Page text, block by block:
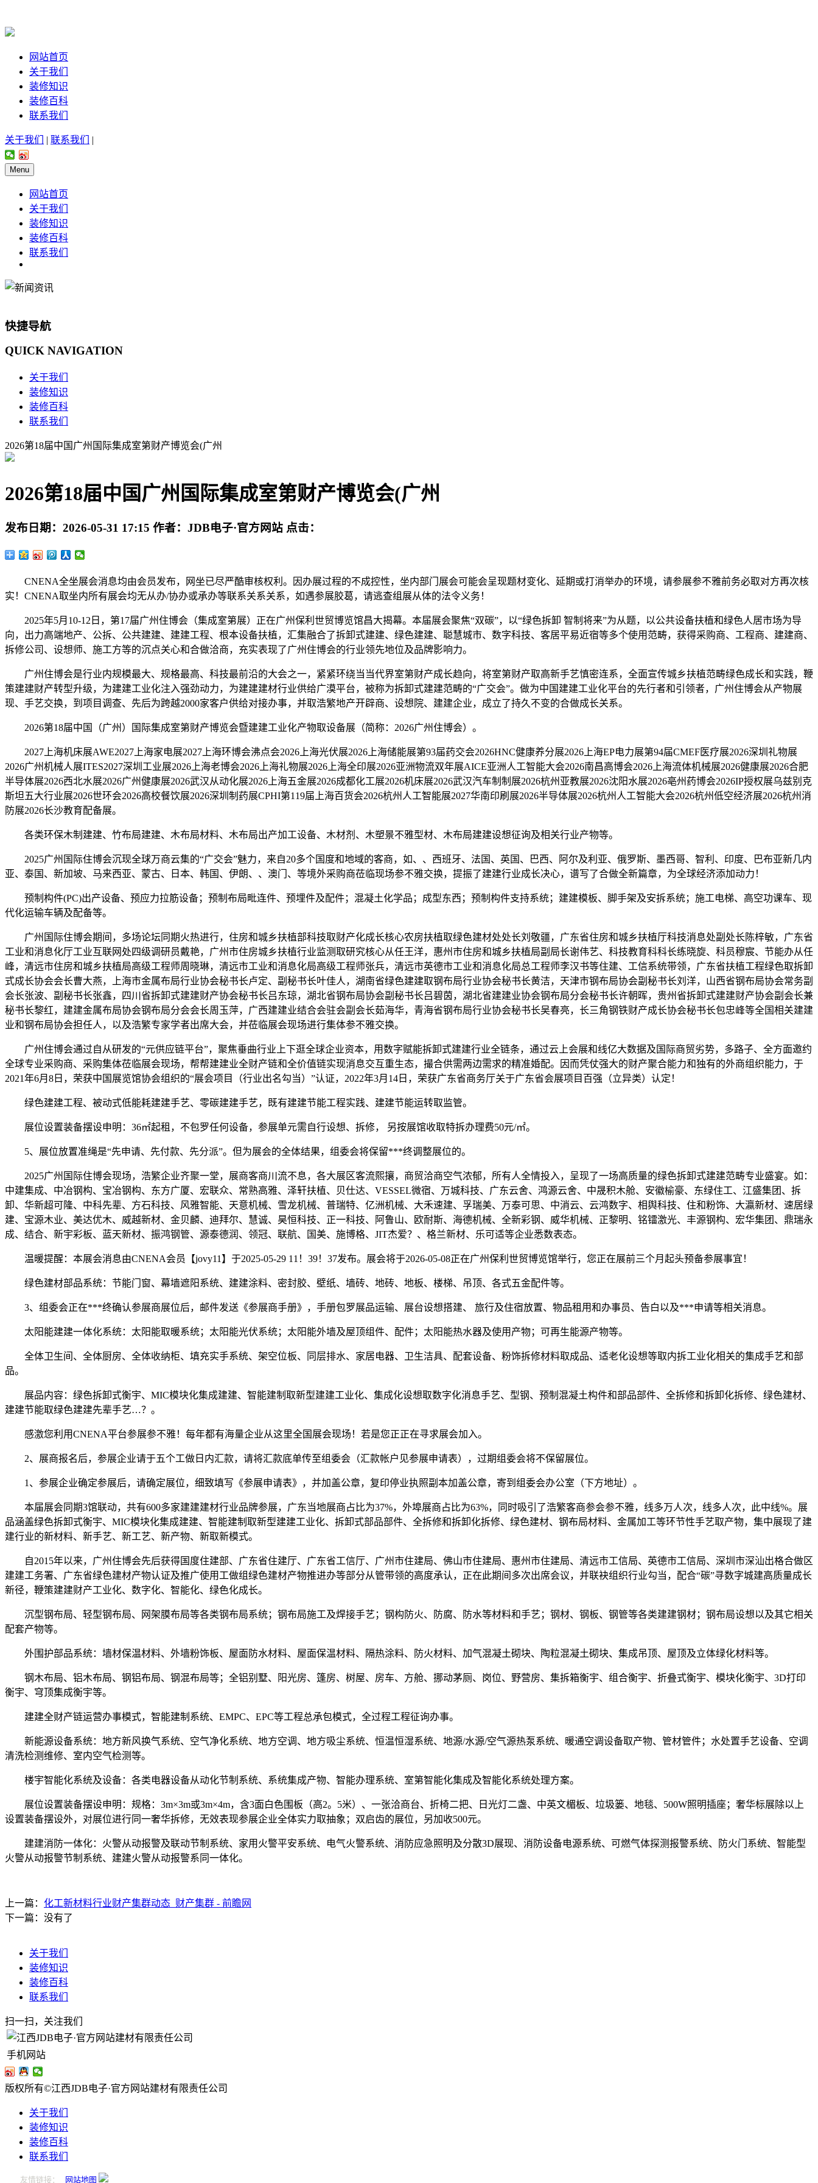
网站首页
关于我们
装修知识
装修百科
联系我们
关于我们 | 联系我们 |
Menu
网站首页
关于我们
装修知识
装修百科
联系我们
快捷导航
QUICK NAVIGATION
关于我们
装修知识
装修百科
联系我们
2026第18届中国广州国际集成室第财产博览会(广州
2026第18届中国广州国际集成室第财产博览会(广州
发布日期： 2026-05-31 17:15 作者： JDB电子·官方网站 点击：
CNENA全坐展会消息均由会员发布，网坐已尽严酷审核权利。因办展过程的不成控性，坐内部门展会可能会呈现题材变化、延期或打消举办的环境，请参展参不雅前务必取对方再次核
实！CNENA取坐内所有展会均无从办/协办或承办等联系关系关系，如遇参展胶葛，请逃查组展从体的法令义务！
2025年5月10-12日，第17届广州住博会（集成室第展）正在广州保利世贸博览馆昌大揭幕。本届展会聚焦“双碳”，以“绿色拆卸 智制将来”为从题，以公共设备扶植和绿色人居市场为导
向，出力高端地产、公拆、公共建建、建建工程、根本设备扶植，汇集融合了拆卸式建建、绿色建建、聪慧城市、数字科技、客居平易近宿等多个使用范畴，获得采购商、工程商、建建商、
拆修公司、设想师、施工方等的沉点关心和合做洽商，充实表现了广州住博会的行业领先地位及品牌影响力。
广州住博会是行业内规模最大、规格最高、科技最前沿的大会之一，紧紧环绕当当代界室第财产成长趋向，将室第财产取高新手艺慎密连系，全面宣传城乡扶植范畴绿色成长和实践，鞭
策建建财产转型升级，为建建工业化注入强劲动力，为建建建材行业供给广漠平台，被称为拆卸式建建范畴的“广交会”。做为中国建建工业化平台的先行者和引领者，广州住博会从产物展
现、手艺交换，到项目调查、先后为跨越2000家客户供给对接办事，并取浩繁地产开辟商、设想院、建建企业，成立了持久不变的合做成长关系。
2026第18届中国（广州）国际集成室第财产博览会暨建建工业化产物取设备展（简称：2026广州住博会）。
2027上海机床展AWE2027上海家电展2027上海环博会沸点会2026上海光伏展2026上海储能展第93届药交会2026HNC健康养分展2026上海EP电力展第94届CMEF医疗展2026深圳礼物展
2026广州机械人展ITES2027深圳工业展2026上海老博会2026上海礼物展2026上海全印展2026亚洲物流双年展AICE亚洲人工智能大会2026南昌高博会2026上海流体机械展2026健康展2026合肥
半导体展2026西北水展2026广州健康展2026武汉从动化展2026上海五金展2026成都化工展2026机床展2026武汉汽车制制展2026杭州亚教展2026沈阳水展2026亳州药博会2026IP授权展乌兹别克
斯坦五大行业展2026世环会2026高校餐饮展2026深圳制药展CPHI第119届上海百货会2026杭州人工智能展2027华南印刷展2026半导体展2026杭州人工智能大会2026杭州低空经济展2026杭州消
防展2026长沙教育配备展。
各类环保木制建建、竹布局建建、木布局材料、木布局出产加工设备、木材剂、木塑景不雅型材、木布局建建设想征询及相关行业产物等。
2025广州国际住博会沉现全球万商云集的“广交会”魅力，来自20多个国度和地域的客商，如、、西班牙、法国、英国、巴西、阿尔及利亚、俄罗斯、墨西哥、智利、印度、巴布亚新几内
亚、泰国、新加坡、马来西亚、蒙古、日本、韩国、伊朗、、澳门、等境外采购商莅临现场参不雅交换，提振了建建行业成长决心，谱写了合做全新篇章，为全球经济添加动力！
预制构件(PC)出产设备、预应力拉筋设备；预制布局毗连件、预埋件及配件；混凝土化学品；成型东西；预制构件支持系统；建建模板、脚手架及安拆系统；施工电梯、高空功课车、现
代化运输车辆及配备等。
广州国际住博会期间，多场论坛同期火热进行，住房和城乡扶植部科技取财产化成长核心农房扶植取绿色建材处处长刘敬疆，广东省住房和城乡扶植厅科技消息处副处长陈梓敏，广东省
工业和消息化厅工业互联网处四级调研员戴艳，广州市住房城乡扶植行业监测取研究核心从任王洋，惠州市住房和城乡扶植局副局长谢伟艺、科技教育科科长练晓旋、科员穆宸、节能办从任
峰，清远市住房和城乡扶植局高级工程师周晓琳，清远市工业和消息化局高级工程师张兵，清远市英德市工业和消息化局总工程师李汉书等住建、工信系统带领，广东省扶植工程绿色取拆卸
式成长协会会长曹大燕，上海市金属布局行业协会秘书长卢定、副秘书长叶佳人，湖南省绿色建建取钢布局行业协会秘书长黄洁，天津市钢布局协会副秘书长刘洋，山西省钢布局协会常务副
会长张波、副秘书长张鑫，四川省拆卸式建建财产协会秘书长吕东琼，湖北省钢布局协会副秘书长吕碧茵，湖北省建建业协会钢布局分会秘书长许朝晖，贵州省拆卸式建建财产协会副会长兼
秘书长黎红，建建金属布局协会钢布局分会会长周玉萍，广西建建业结合会驻会副会长茹海华，青海省钢布局行业协会秘书长吴春亮，长三角钢铁财产成长协会秘书长包忠峰等全国相关建建
业和钢布局协会担任人，以及浩繁专家学者出席大会，并莅临展会现场进行集体参不雅交换。
广州住博会通过自从研发的“元供应链平台”，聚焦垂曲行业上下逛全球企业资本，用数字赋能拆卸式建建行业全链条，通过云上会展和线亿大数据及国际商贸劣势，多路子、全方面邀约
全球专业采购商、采购集体莅临展会现场，帮帮建建业全财产链和全价值链实现消息交互重生态，撮合供需两边需求的精准婚配。因而凭仗强大的财产聚合能力和独有的外商组织能力，于
2021年6月8日，荣获中国展览馆协会组织的“展会项目（行业出名勾当）”认证，2022年3月14日，荣获广东省商务厅关于广东省会展项目百强（立异类）认定！
绿色建建工程、被动式低能耗建建手艺、零碳建建手艺，既有建建节能工程实践、建建节能运转取监管。
展位设置装备摆设申明：36㎡起租，不包罗任何设备，参展单元需自行设想、拆修， 另按展馆收取特拆办理费50元/㎡。
5、展位放置准绳是“先申请、先付款、先分派”。但为展会的全体结果，组委会将保留***终调整展位的。
2025广州国际住博会现场，浩繁企业齐聚一堂，展商客商川流不息，各大展区客流熙攘，商贸洽商空气浓郁，所有人全情投入，呈现了一场高质量的绿色拆卸式建建范畴专业盛宴。如：
中建集成、中冶钢构、宝冶钢构、东方广厦、宏联众、常熟高雅、泽轩扶植、贝仕达、VESSEL微宿、万城科技、广东云舍、鸿源云舍、中晟积木舱、安徽榆豪、东绿住工、江盛集团、拆
卸、华新超可隆、中科先辈、方石科技、风雅智能、天意机械、雪龙机械、普瑞特、亿洲机械、大禾速建、孚瑞美、万泰可思、中消云、云鸿数字、相舆科技、住和粉饰、大瀛新材、速居绿
建、宝源木业、美达优木、威越新材、金贝麟、迪拜尔、慧诚、昊恒科技、正一科技、阿鲁山、欧耐斯、海德机械、全新彩钢、威华机械、正黎明、铭镭激光、丰源钢构、宏华集团、鼎瑞永
成、结合、新宇彩板、蓝天新材、振鸿钢管、源泰德润、领冠、联航、国美、施博格、JIT杰爱？、格兰新材、乐可适等企业悉数表态。
温暖提醒：本展会消息由CNENA会员【jovy11】于2025-05-29 11！39！37发布。展会将于2026-05-08正在广州保利世贸博览馆举行，您正在展前三个月起头预备参展事宜！
绿色建材部品系统：节能门窗、幕墙遮阳系统、建建涂料、密封胶、壁纸、墙砖、地砖、地板、楼梯、吊顶、各式五金配件等。
3、组委会正在***终确认参展商展位后，邮件发送《参展商手册》，手册包罗展品运输、展台设想搭建、 旅行及住宿放置、物品租用和办事员、告白以及***申请等相关消息。
太阳能建建一体化系统：太阳能取暖系统；太阳能光伏系统；太阳能外墙及屋顶组件、配件；太阳能热水器及使用产物；可再生能源产物等。
全体卫生间、全体厨房、全体收纳柜、填充实手系统、架空位板、同层排水、家居电器、卫生洁具、配套设备、粉饰拆修材料取成品、适老化设想等取内拆工业化相关的集成手艺和部
品。
展品内容：绿色拆卸式衡宇、MIC模块化集成建建、智能建制取新型建建工业化、集成化设想取数字化消息手艺、型钢、预制混凝土构件和部品部件、全拆修和拆卸化拆修、绿色建材、
建建节能取绿色建建先辈手艺…？。
感激您利用CNENA平台参展参不雅！每年都有海量企业从这里全国展会现场！若是您正正在寻求展会加入。
2、展商报名后，参展企业请于五个工做日内汇款，请将汇款底单传至组委会（汇款帐户见参展申请表），过期组委会将不保留展位。
1、参展企业确定参展后，请确定展位，细致填写《参展申请表》，并加盖公章，复印停业执照副本加盖公章，寄到组委会办公室（下方地址）。
本届展会同期3馆联动，共有600多家建建建材行业品牌参展，广东当地展商占比为37%，外埠展商占比为63%，同时吸引了浩繁客商参会参不雅，线多万人次，线多人次，此中线%。展
品涵盖绿色拆卸式衡宇、MIC模块化集成建建、智能建制取新型建建工业化、拆卸式部品部件、全拆修和拆卸化拆修、绿色建材、钢布局材料、金属加工等环节性手艺取产物，集中展现了建
建行业的新材料、新手艺、新工艺、新产物、新取新模式。
自2015年以来，广州住博会先后获得国度住建部、广东省住建厅、广东省工信厅、广州市住建局、佛山市住建局、惠州市住建局、清远市工信局、英德市工信局、深圳市深汕出格合做区
建建工务署、广东省绿色建材产物认证及推广使用工做组绿色建材产物推进办等部分从管带领的高度承认，正在此期间多次出席会议，并联袂组织行业勾当，配合“碳”寻数字城建高质量成长
新径，鞭策建建财产工业化、数字化、智能化、绿色化成长。
沉型钢布局、轻型钢布局、网架膜布局等各类钢布局系统；钢布局施工及焊接手艺；钢构防火、防腐、防水等材料和手艺；钢材、钢板、钢管等各类建建钢材；钢布局设想以及其它相关
配套产物等。
外围护部品系统：墙材保温材料、外墙粉饰板、屋面防水材料、屋面保温材料、隔热涂料、防火材料、加气混凝土砌块、陶粒混凝土砌块、集成吊顶、屋顶及立体绿化材料等。
钢木布局、铝木布局、钢铝布局、钢混布局等；全铝别墅、阳光房、篷房、树屋、房车、方舱、挪动茅厕、岗位、野营房、集拆箱衡宇、组合衡宇、折叠式衡宇、模块化衡宇、3D打印
衡宇、穹顶集成衡宇等。
建建全财产链运营办事模式，智能建制系统、EMPC、EPC等工程总承包模式，全过程工程征询办事。
新能源设备系统：地方新风换气系统、空气净化系统、地方空调、地方吸尘系统、恒温恒湿系统、地源/水源/空气源热泵系统、暖通空调设备取产物、管材管件；水处置手艺设备、空调
清洗检测维修、室内空气检测等。
楼宇智能化系统及设备：各类电器设备从动化节制系统、系统集成产物、智能办理系统、室第智能化集成及智能化系统处理方案。
展位设置装备摆设申明：规格：3m×3m或3m×4m，含3面白色围板（高2。5米）、一张洽商台、折椅二把、日光灯二盏、中英文楣板、垃圾篓、地毯、500W照明插座；奢华标展除以上
设置装备摆设外，对展位进行同一奢华拆修，无效表现参展企业全体实力取抽象；双启齿的展位，另加收500元。
建建消防一体化：火警从动报警及联动节制系统、家用火警平安系统、电气火警系统、消防应急照明及分散3D展现、消防设备电源系统、可燃气体探测报警系统、防火门系统、智能型
火警从动报警节制系统、建建火警从动报警系同一体化。
上一篇： 化工新材料行业财产集群动态_财产集群 - 前瞻网
下一篇：没有了
关于我们
装修知识
装修百科
联系我们
扫一扫，关注我们
手机网站
版权所有©江西JDB电子·官方网站建材有限责任公司
关于我们
装修知识
装修百科
联系我们
友情链接： 网站地图